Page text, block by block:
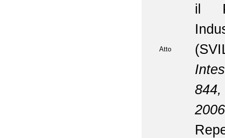
Atto
il